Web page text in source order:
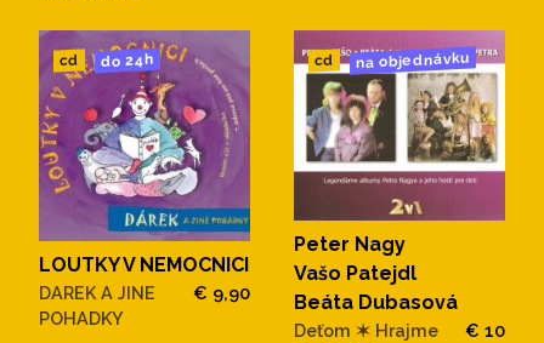
cd do 24h
LOUTKY V NEMOCNICI
DAREK A JINE
POHADKY
€ 9,90
cd na objednávku
Peter Nagy
Vašo Patejdl
Beáta Dubasová
Deťom ✶ Hrajme
€ 10